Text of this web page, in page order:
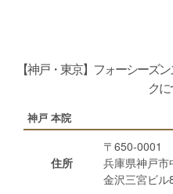
【神戸・東京】フォーシーズ
ク
神戸 本院
住所
〒650-0001
兵庫県神戸市
金沢三宮ビル